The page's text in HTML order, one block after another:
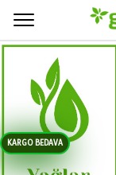
KARGO BEDAVA